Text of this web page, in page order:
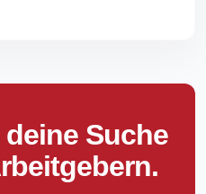
Suche